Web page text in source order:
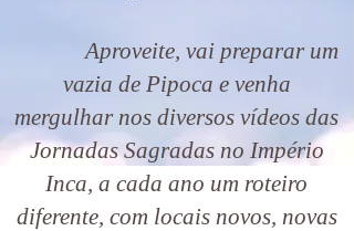
Aproveite, vai preparar um
vazia de Pipoca e venha
mergulhar nos diversos vídeos das
Jornadas Sagradas no Império
Inca, a cada ano um roteiro
diferente, com locais novos, novas